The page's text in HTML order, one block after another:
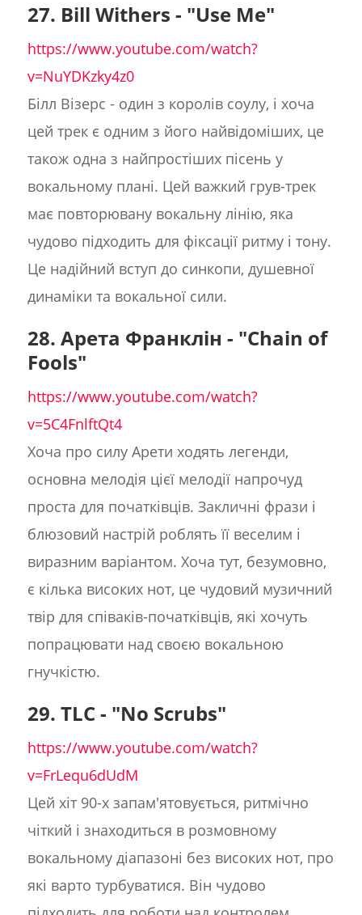
27. Bill Withers - "Use Me"
https://www.youtube.com/watch?
v=NuYDKzky4z0
Білл Візерс - один з королів соулу, і хоча
цей трек є одним з його найвідоміших, це
також одна з найпростіших пісень у
вокальному плані. Цей важкий грув-трек
має повторювану вокальну лінію, яка
чудово підходить для фіксації ритму і тону.
Це надійний вступ до синкопи, душевної
динаміки та вокальної сили.
28. Арета Франклін - "Chain of
Fools"
https://www.youtube.com/watch?
v=5C4FnlftQt4
Хоча про силу Арети ходять легенди,
основна мелодія цієї мелодії напрочуд
проста для початківців. Закличні фрази і
блюзовий настрій роблять її веселим і
виразним варіантом. Хоча тут, безумовно,
є кілька високих нот, це чудовий музичний
твір для співаків-початківців, які хочуть
попрацювати над своєю вокальною
гнучкістю.
29. TLC - "No Scrubs"
https://www.youtube.com/watch?
v=FrLequ6dUdM
Цей хіт 90-х запам'ятовується, ритмічно
чіткий і знаходиться в розмовному
вокальному діапазоні без високих нот, про
які варто турбуватися. Він чудово